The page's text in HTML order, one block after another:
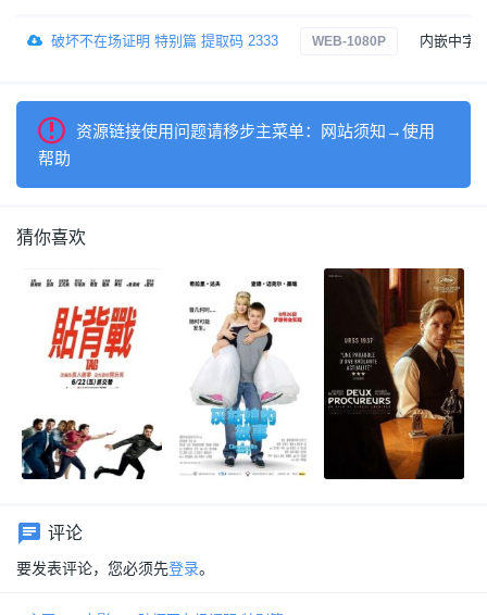
破坏不在场证明 特别篇 提取码 2333 WEB-1080P 内嵌中字
资源链接使用问题请移步主菜单：网站须知→使用
帮助
猜你喜欢
评论
要发表评论，您必须先登录。